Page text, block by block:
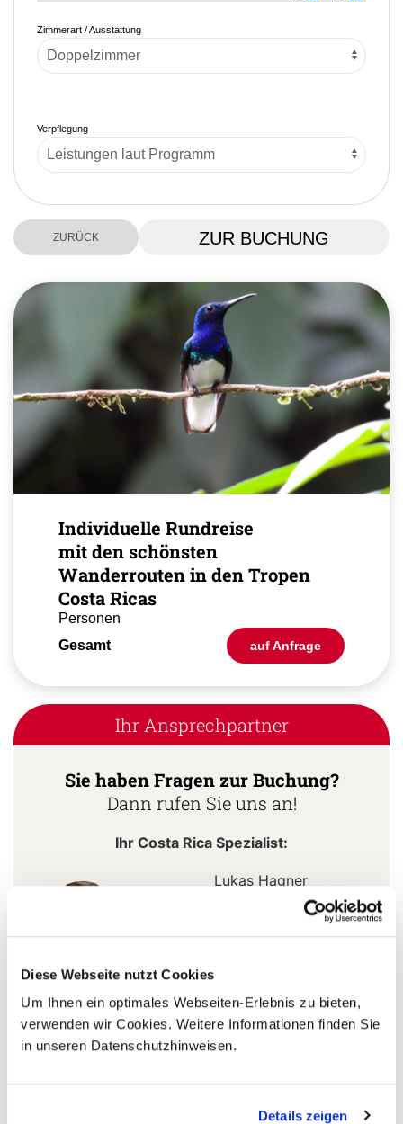
Diese Webseite nutzt Cookies
Um Ihnen ein optimales Webseiten-Erlebnis zu bieten,
verwenden wir Cookies. Weitere Informationen finden Sie
in unseren Datenschutzhinweisen.
Details zeigen
Zimmerart / Ausstattung
Verpflegung
ZURÜCK ZUR BUCHUNG
Individuelle Rundreise
mit den schönsten
Wanderrouten in den Tropen
Costa Ricas
Personen
Gesamt
auf Anfrage
Ihr Ansprechpartner
Sie haben Fragen zur Buchung?
Dann rufen Sie uns an!
Ihr Costa Rica Spezialist:
Lukas Hagner
+49 (0) 761 - 21 16 99-18
5 Gründe warum Sie mit Ihrer Buchung bei uns
die richtige Entscheidung treffen: